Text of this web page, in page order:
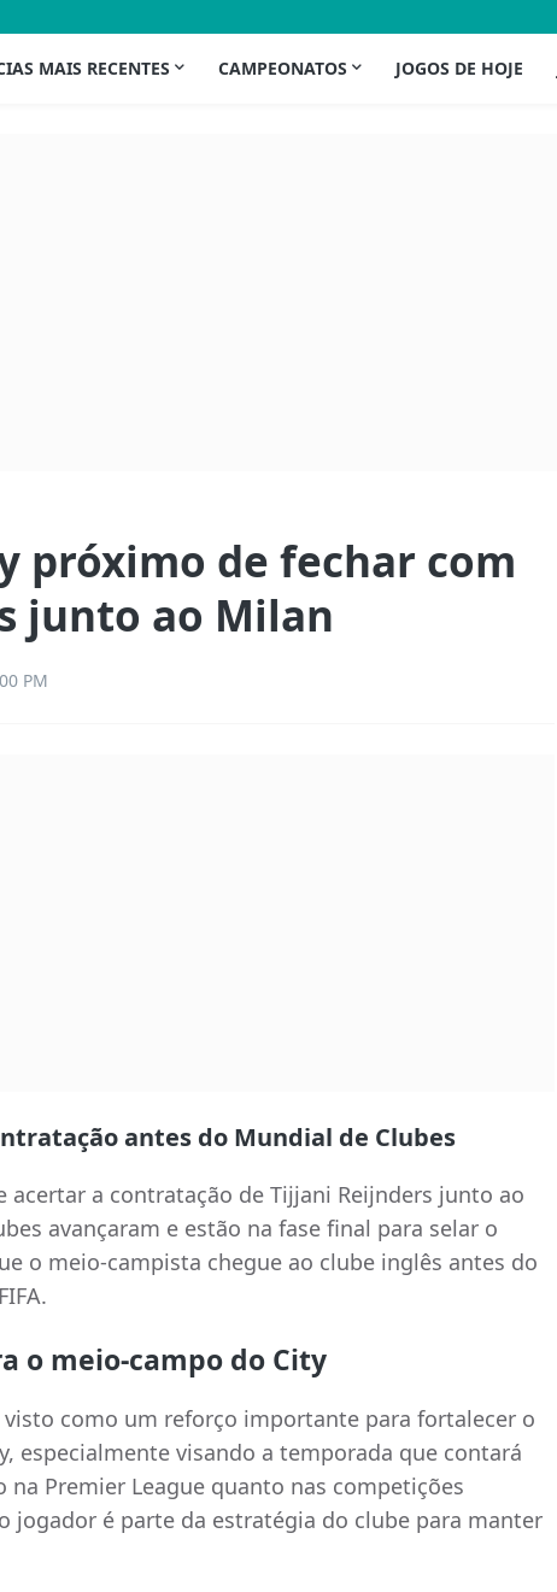
MAIS RECENTES CAMPEONATOS JOGOS DE HOJE
próximo de fechar com
junto ao Milan
PM
antes do Mundial de Clubes
acertar a contratação de Tijjani Reijnders junto ao
avançaram e estão na fase final para selar o
o meio-campista chegue ao clube inglês antes do
o meio-campo do City
como um reforço importante para fortalecer o
especialmente visando a temporada que contará
Premier League quanto nas competições
jogador é parte da estratégia do clube para manter